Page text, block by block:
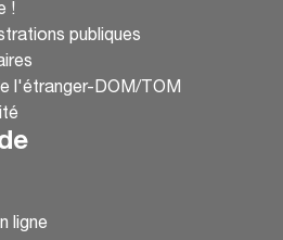
!
publiques
l'étranger-DOM/TOM
ligne